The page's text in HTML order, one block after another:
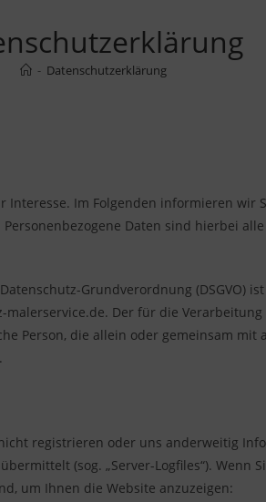
- Datenschutzerklärung
Im Folgenden informieren wir
Daten sind hierbei
Grundverordnung (DSGVO) ist
malerservice.de. Der für die Verarbeitung
Person, die allein oder gemeinsam mit
registrieren oder uns anderweitig
(sog. „Server-Logfiles“). Wenn
um Ihnen die Website anzuzeigen: